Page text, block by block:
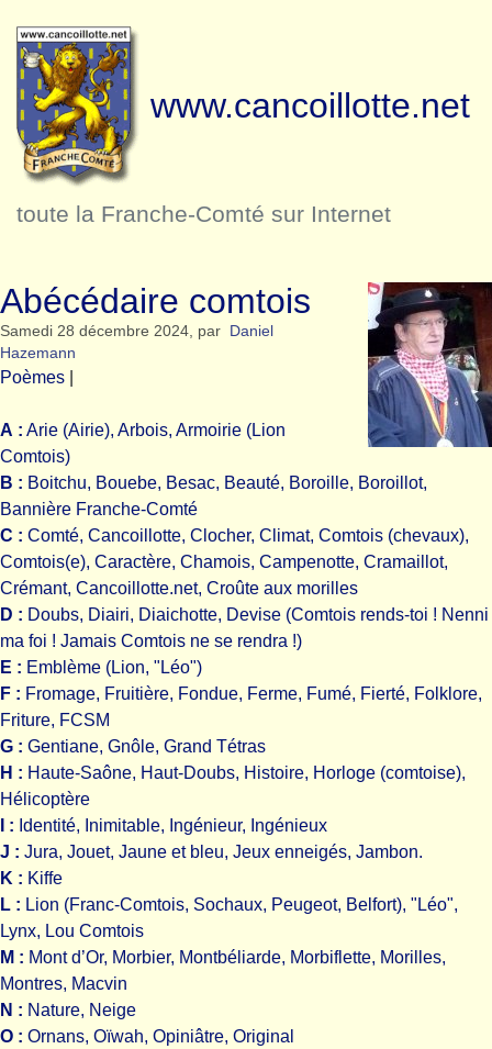
www.cancoillotte.net
toute la Franche-Comté sur Internet
Abécédaire comtois
Samedi 28 décembre 2024, par
Daniel
Hazemann
Poèmes
A : Arie (Airie), Arbois, Armoirie (Lion
Comtois)
B : Boitchu, Bouebe, Besac, Beauté, Boroille, Boroillot,
Bannière Franche-Comté
C : Comté, Cancoillotte, Clocher, Climat, Comtois (chevaux),
Comtois(e), Caractère, Chamois, Campenotte, Cramaillot,
Crémant, Cancoillotte.net, Croûte aux morilles
D : Doubs, Diairi, Diaichotte, Devise (Comtois rends-toi ! Nenni
ma foi ! Jamais Comtois ne se rendra !)
E : Emblème (Lion, "Léo")
F : Fromage, Fruitière, Fondue, Ferme, Fumé, Fierté, Folklore,
Friture, FCSM
G : Gentiane, Gnôle, Grand Tétras
H : Haute-Saône, Haut-Doubs, Histoire, Horloge (comtoise),
Hélicoptère
I : Identité, Inimitable, Ingénieur, Ingénieux
J : Jura, Jouet, Jaune et bleu, Jeux enneigés, Jambon.
K : Kiffe
L : Lion (Franc-Comtois, Sochaux, Peugeot, Belfort), "Léo",
Lynx, Lou Comtois
M : Mont d’Or, Morbier, Montbéliarde, Morbiflette, Morilles,
Montres, Macvin
N : Nature, Neige
O : Ornans, Oïwah, Opiniâtre, Original